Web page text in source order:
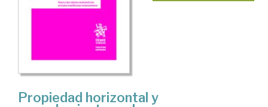
Propiedad horizontal y